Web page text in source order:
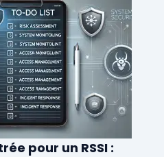
pour un RSSI :